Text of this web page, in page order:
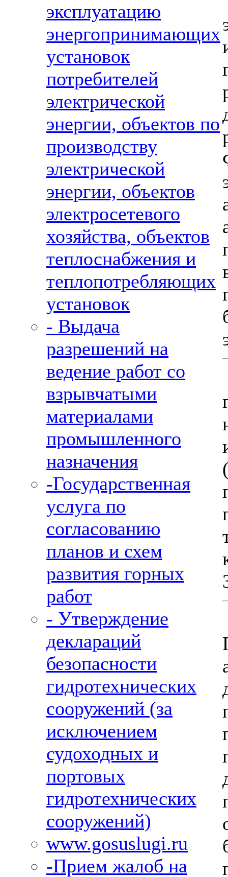
эксплуатацию
энергопринимающих
установок
потребителей
электрической
энергии, объектов по
производству
электрической
энергии, объектов
электросетевого
хозяйства, объектов
теплоснабжения и
теплопотребляющих
установок
- Выдача
разрешений на
ведение работ со
взрывчатыми
материалами
промышленного
назначения
-Государственная
услуга по
согласованию
планов и схем
развития горных
работ
- Утверждение
деклараций
безопасности
гидротехнических
сооружений (за
исключением
судоходных и
портовых
гидротехнических
сооружений)
www.gosuslugi.ru
-Прием жалоб на